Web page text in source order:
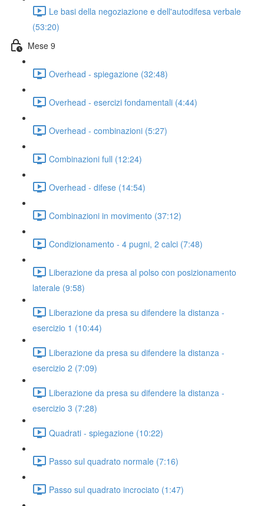
Le basi della negoziazione e dell'autodifesa verbale
(53:20)
Mese 9
Overhead - spiegazione (32:48)
Overhead - esercizi fondamentali (4:44)
Overhead - combinazioni (5:27)
Combinazioni full (12:24)
Overhead - difese (14:54)
Combinazioni in movimento (37:12)
Condizionamento - 4 pugni, 2 calci (7:48)
Liberazione da presa al polso con posizionamento
laterale (9:58)
Liberazione da presa su difendere la distanza -
esercizio 1 (10:44)
Liberazione da presa su difendere la distanza -
esercizio 2 (7:09)
Liberazione da presa su difendere la distanza -
esercizio 3 (7:28)
Quadrati - spiegazione (10:22)
Passo sul quadrato normale (7:16)
Passo sul quadrato incrociato (1:47)